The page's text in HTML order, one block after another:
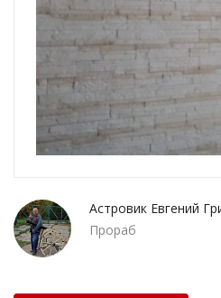
Астровик Евгений
Прораб